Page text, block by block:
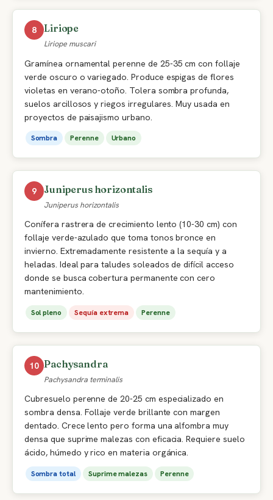
8 Liriope
Liriope muscari
Gramínea ornamental perenne de 25-35 cm con follaje
verde oscuro o variegado. Produce espigas de flores
violetas en verano-otoño. Tolera sombra profunda,
suelos arcillosos y riegos irregulares. Muy usada en
proyectos de paisajismo urbano.
Sombra Perenne Urbano
9 Juniperus horizontalis
Juniperus horizontalis
Conífera rastrera de crecimiento lento (10-30 cm) con
follaje verde-azulado que toma tonos bronce en
invierno. Extremadamente resistente a la sequía y a
heladas. Ideal para taludes soleados de difícil acceso
donde se busca cobertura permanente con cero
mantenimiento.
Sol pleno Sequía extrema Perenne
10 Pachysandra
Pachysandra terminalis
Cubresuelo perenne de 20-25 cm especializado en
sombra densa. Follaje verde brillante con margen
dentado. Crece lento pero forma una alfombra muy
densa que suprime malezas con eficacia. Requiere suelo
ácido, húmedo y rico en materia orgánica.
Sombra total Suprime malezas Perenne